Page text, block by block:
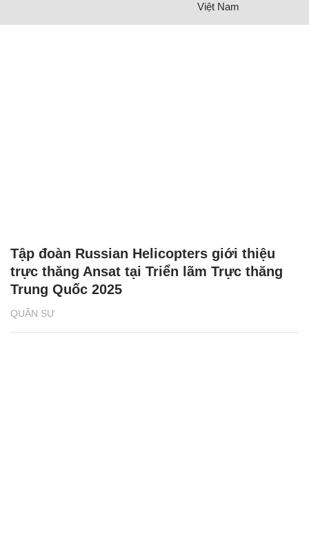
Việt Nam
QUÂN SỰ
Tập đoàn Russian Helicopters giới thiệu
trực thăng Ansat tại Triển lãm Trực thăng
Trung Quốc 2025